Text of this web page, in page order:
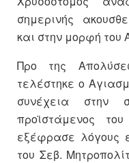
σημερινής
και στην μορφή του
Προ της
τελέστηκε ο
συνέχεια στην
προϊστάμενος
εξέφρασε λόγους
του Σεβ.